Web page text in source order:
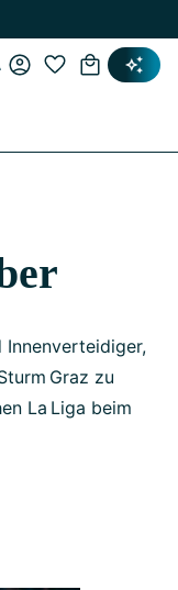
Innenverteidiger,
Graz zu
La Liga beim